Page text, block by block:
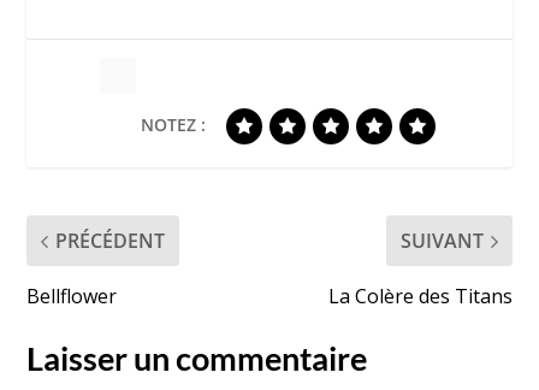
NOTEZ :
PRÉCÉDENT
Bellflower
SUIVANT
La Colère des Titans
Laisser un commentaire